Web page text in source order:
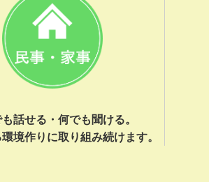
話せる・何でも聞ける。
境作りに取り組み続けます。